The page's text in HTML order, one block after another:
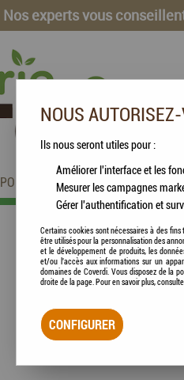
Nos experts vous
POISSONS CHEVAUX
NOUS
Ils nous seront utiles pour :
Améliorer l'interface et les
Mesurer les campagnes
Gérer l'authentification et
Certains cookies sont nécessaires à des
être utilisés pour la personnalisation des
et le développement de produits, les
et/ou l'accès aux informations sur un
domaines de Coverdi. Vous disposez de la
droite de la page. Pour en savoir plus,
CONFIGURER